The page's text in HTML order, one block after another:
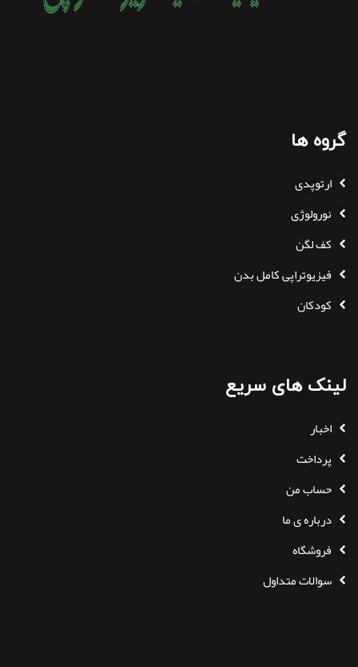
گروه ها
ارتوپدی
نورولوژی
کف لگن
فیزیوتراپی کامل بدن
کودکان
لینک های سریع
اخبار
پرداخت
حساب من
درباره ی ما
فروشگاه
سوالات متداول